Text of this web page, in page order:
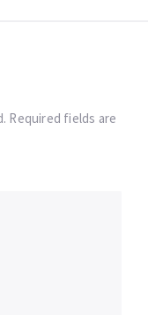
Required fields are